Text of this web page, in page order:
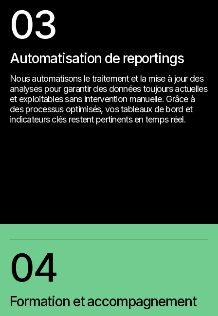
03
Automatisation de reportings
Nous automatisons le traitement et la mise à jour des
analyses pour garantir des données toujours actuelles
et exploitables sans intervention manuelle. Grâce à
des processus optimisés, vos tableaux de bord et
indicateurs clés restent pertinents en temps réel.
04
Formation et accompagnement